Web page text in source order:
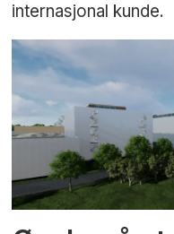
internasjonal kunde.